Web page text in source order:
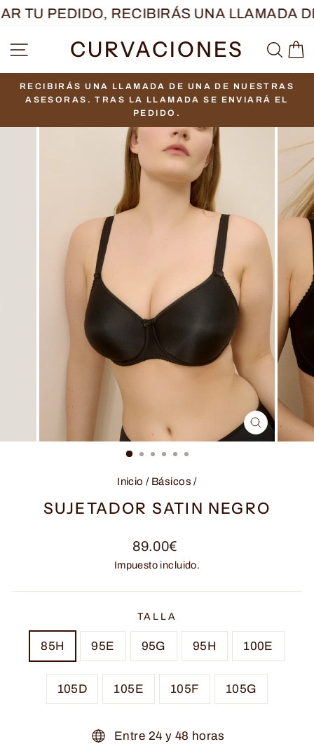
Ir TU PEDIDO, RECIBIRÁS UNA LLAMADA
NAVEGACIÓN
CURVACIONES
diapositivas
pausa
RECIBIRÁS UNA LLAMADA DE UNA DE NUESTRAS
ASESORAS. TRAS LA LLAMADA SE ENVIARÁ EL
PEDIDO.
CERRAR
(ESC)
Inicio / Básicos /
SUJETADOR SATIN NEGRO
Precio
habitual
89.00€
Impuesto incluido.
TALLA
85H 95E 95G 95H 100E
105D 105E 105F 105G
Entre 24 y 48 horas